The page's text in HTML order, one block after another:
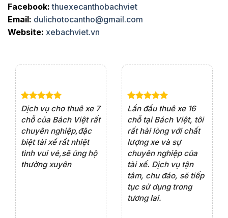
Facebook: thuexecanthobachviet
Email: dulichotocantho@gmail.com
Website: xebachviet.vn
Dịch vụ cho thuê xe 7
chỗ của Bách Việt rất
chuyên nghiệp,đặc
biệt tài xế rất nhiệt
tình vui vẻ,sẽ ủng hộ
thường xuyên
Lần đầu thuê xe 16
chỗ tại Bách Việt, tôi
rất hài lòng với chất
lượng xe và sự
chuyên nghiệp của
tài xế. Dịch vụ tận
tâm, chu đáo, sẽ tiếp
tục sử dụng trong
tương lai.